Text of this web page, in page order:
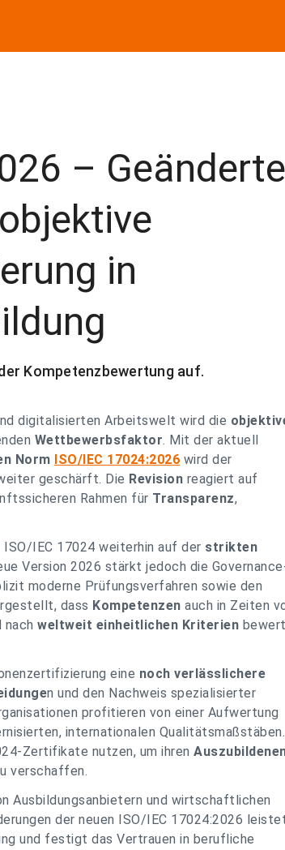
–
in
Kompetenzbewertung auf.
digitalisierten Arbeitswelt wird die
Wettbewerbsfaktor. Mit der aktuell
Norm ISO/IEC 17024:2026 wird der
geschärft. Die Revision reagiert auf
Rahmen für Transparenz,
IEC 17024 weiterhin auf der strikten
Version 2026 stärkt jedoch die
moderne Prüfungsverfahren sowie den
dass Kompetenzen auch in Zeiten
nach weltweit einheitlichen Kriterien
eine noch verlässlichere
n und den Nachweis spezialisierter
profitieren von einer Aufwertung
internationalen Qualitätsmaßstäben.
Zertifikate nutzen, um ihren
verschaffen.
Ausbildungsanbietern und wirtschaftlichen
der neuen ISO/IEC 17024:2026
und festigt das Vertrauen in berufliche